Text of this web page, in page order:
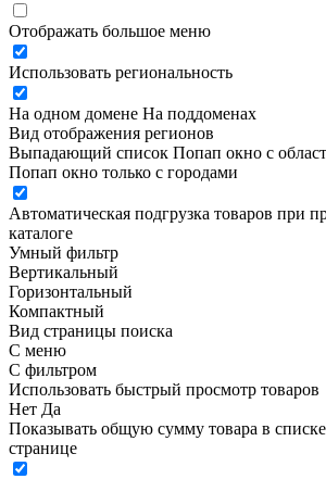
Отображать большое меню
Использовать региональность
На одном домене На поддоменах
Вид отображения регионов
Выпадающий список Попап окно c
Попап окно только с городами
Автоматическая подгрузка товаров при
каталоге
Умный фильтр
Вертикальный
Горизонтальный
Компактный
Вид страницы поиска
С меню
С фильтром
Использовать быстрый просмотр товаров
Нет Да
Показывать общую сумму товара в
странице